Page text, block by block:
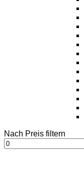
Nach Preis filtern
Min.
Preis